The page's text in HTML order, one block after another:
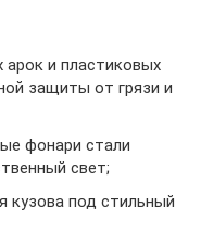
арок и пластиковых
защиты от грязи и
фонари стали
свет;
кузова под стильный